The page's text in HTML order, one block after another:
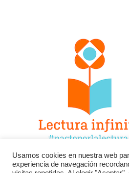
Facebook Twitter
Usamos cookies en nuestra web
experiencia de navegación